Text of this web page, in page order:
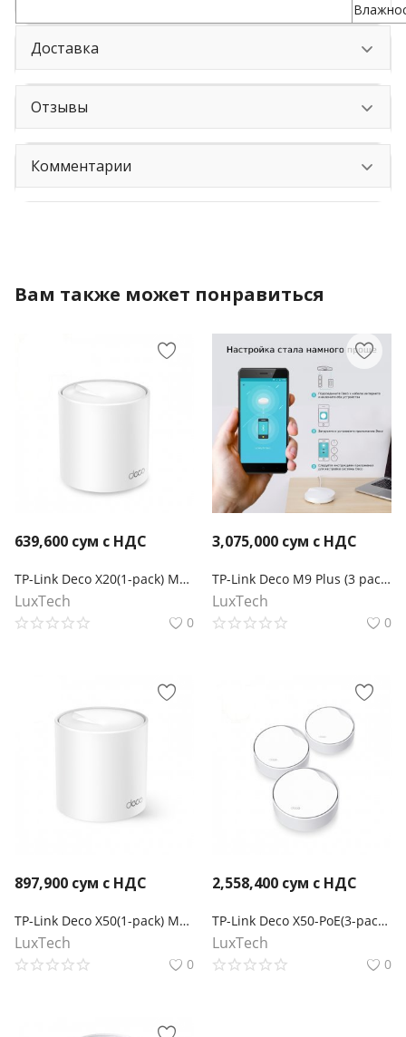
Доставка
Отзывы
Комментарии
Вам также может понравиться
639,600 сум с НДС
TP-Link Deco X20(1-pack) Mesh-модуль AX1800
LuxTech
0
3,075,000 сум с НДС
TP-Link Deco M9 Plus (3 pack) AC2200 Mesh Wi-Fi система для умного дома
LuxTech
0
897,900 сум с НДС
TP-Link Deco X50(1-pack) Mesh-модуль AX3000
LuxTech
0
2,558,400 сум с НДС
TP-Link Deco X50-PoE(3-pack) Mesh-система AX3000 с поддержкой PoE
LuxTech
0